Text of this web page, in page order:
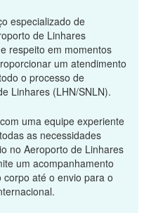
especializado de
de Linhares
respeito em momentos
um atendimento
o processo de
Linhares (LHN/SNLN).
uma equipe experiente
as necessidades
no Aeroporto de Linhares
um acompanhamento
até o envio para o